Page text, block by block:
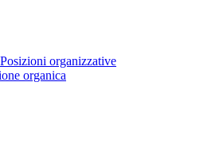
Posizioni organizzative
organica